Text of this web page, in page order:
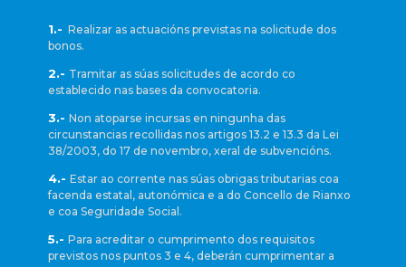
1.- Realizar as actuacións previstas na solicitude dos
bonos.
2.- Tramitar as súas solicitudes de acordo co
establecido nas bases da convocatoria.
3.-Non atoparse incursas en ningunha das
circunstancias recollidas nos artigos 13.2 e 13.3 da Lei
38/2003, do 17 de novembro, xeral de subvencións.
4.-Estar ao corrente nas súas obrigas tributarias coa
facenda estatal, autonómica e a do Concello de Rianxo
e coa Seguridade Social.
5.-Para acreditar o cumprimento dos requisitos
previstos nos puntos 3 e 4, deberán cumprimentar a